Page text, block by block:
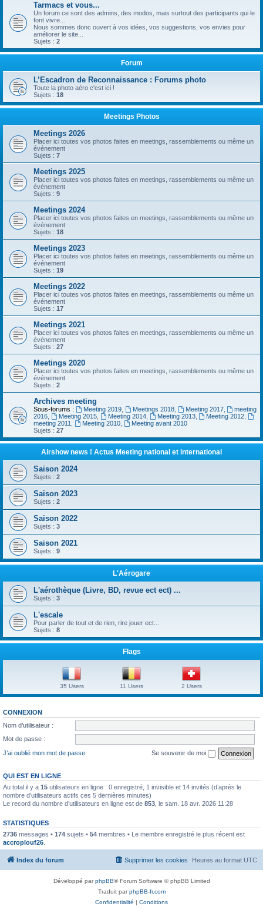
Tarmacs et vous...
Un forum ce sont des admins, des modos, mais surtout des participants qui le
font vivre...
Nous sommes donc ouvert à vos idées, vos suggestions, vos envies pour
améliorer le site...
Sujets : 2
Forum
L’Escadron de Reconnaissance : Forums photo
Toute la photo aéro c'est ici !
Sujets : 18
Meetings Photos
Meetings 2026
Placer ici toutes vos photos faites en meetings, rassemblements ou même un
événement
Sujets : 7
Meetings 2025
Placer ici toutes vos photos faites en meetings, rassemblements ou même un
événement
Sujets : 9
Meetings 2024
Placer ici toutes vos photos faites en meetings, rassemblements ou même un
événement
Sujets : 18
Meetings 2023
Placer ici toutes vos photos faites en meetings, rassemblements ou même un
événement
Sujets : 19
Meetings 2022
Placer ici toutes vos photos faites en meetings, rassemblements ou même un
événement
Sujets : 17
Meetings 2021
Placer ici toutes vos photos faites en meetings, rassemblements ou même un
événement
Sujets : 27
Meetings 2020
Placer ici toutes vos photos faites en meetings, rassemblements ou même un
événement
Sujets : 2
Archives meeting
Sous-forums : Meeting 2019, Meetings 2018, Meeting 2017,
meeting
2016
Meeting 2015, Meeting 2014, Meeting 2013, Meeting 2012
meeting 2011
Meeting 2010,
Meeting avant 2010
Sujets : 27
Airshow news ! Actus Meeting national et international
Saison 2024
Sujets : 2
Saison 2023
Sujets : 2
Saison 2022
Sujets : 3
Saison 2021
Sujets : 9
L'Aérogare
L'aérothèque (Livre, BD, revue ect ect) ...
Sujets : 3
L'escale
Pour parler de tout et de rien, rire jouer ect...
Sujets : 8
Flags
35 Users 11 Users 2 Users
CONNEXION
Nom d’utilisateur :
Mot de passe :
J’ai oublié mon mot de passe
Se souvenir de moi
QUI EST EN LIGNE
Au total il y a 15 utilisateurs en ligne : 0 enregistré, 1 invisible et 14 invités (d’après le
nombre d’utilisateurs actifs ces 5 dernières minutes)
Le record du nombre d’utilisateurs en ligne est de 853 , le sam. 18 avr. 2026 11:28
STATISTIQUES
2736 messages • 174 sujets • 54 membres • Le membre enregistré le plus récent est
accroplouf26
Index du forum Heures au format UTC
Supprimer les cookies
Développé parphpBB® Forum Software © phpBB Limited
Traduit parphpBB-fr.com
Confidentialité | Conditions